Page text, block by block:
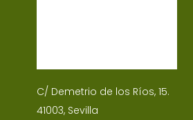
C/ Demetrio de los Ríos, 15.
41003, Sevilla